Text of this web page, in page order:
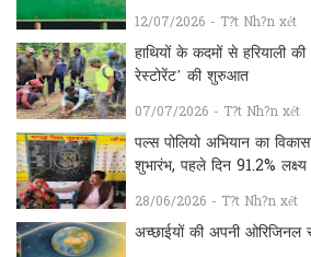
12/07/2026 - T?t Nh?n xét
हाथियों के कदमों से हरियाली
रेस्टोरेंट’ की शुरुआत
07/07/2026 - T?t Nh?n xét
पल्स पोलियो अभियान का
शुभारंभ, पहले दिन 91.2% लक्ष्य
28/06/2026 - T?t Nh?n xét
अच्छाईयों की अपनी